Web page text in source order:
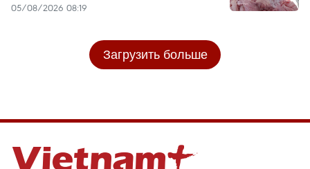
05/08/2026 08:19
Загрузить больше